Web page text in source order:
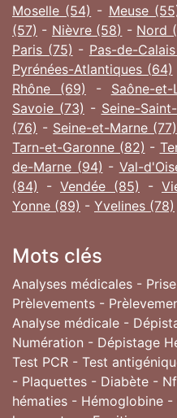
Moselle (54) - Meuse
(57) - Nièvre (58) - Nord
Paris (75) - Pas-de-
Pyrénées-Atlantiques (64)
Rhône (69) - Saône-
Savoie (73) - Seine-
(76) - Seine-et-Marne (77)
Tarn-et-Garonne (82) -
de-Marne (94) - Val-
(84) - Vendée (85) -
Yonne (89) - Yvelines (78)
Mots clés
Analyses médicales -
Prèlevements -
Analyse médicale -
Numération - Dépistage
Test PCR - Test
- Plaquettes - Diabète -
hématies - Hémoglobine -